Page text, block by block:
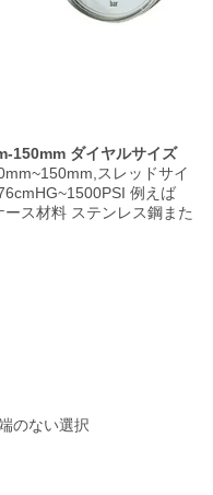
150mm ダイヤルサイズ
スレッドサイ
例えば
ス材料 ステンレス鋼また
のない選択